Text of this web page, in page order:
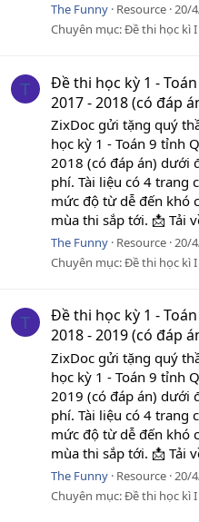
The Funny Resource 20/
Chuyên mục:Đề thi học kì I
T
Đề thi học kỳ 1 -
2017 - 2018 (có đáp
ZixDoc gửi tặng quý
học kỳ 1 - Toán 9 tỉnh
2018 (có đáp án) dưới
phí. Tài liệu có 4 trang
mức độ từ dễ đến khó
mùa thi sắp tới. 📩 Tải
The Funny Resource 20/
Chuyên mục:Đề thi học kì I
T
Đề thi học kỳ 1 -
2018 - 2019 (có đáp
ZixDoc gửi tặng quý
học kỳ 1 - Toán 9 tỉnh
2019 (có đáp án) dưới
phí. Tài liệu có 4 trang
mức độ từ dễ đến khó
mùa thi sắp tới. 📩 Tải
The Funny Resource 20/
Chuyên mục:Đề thi học kì I